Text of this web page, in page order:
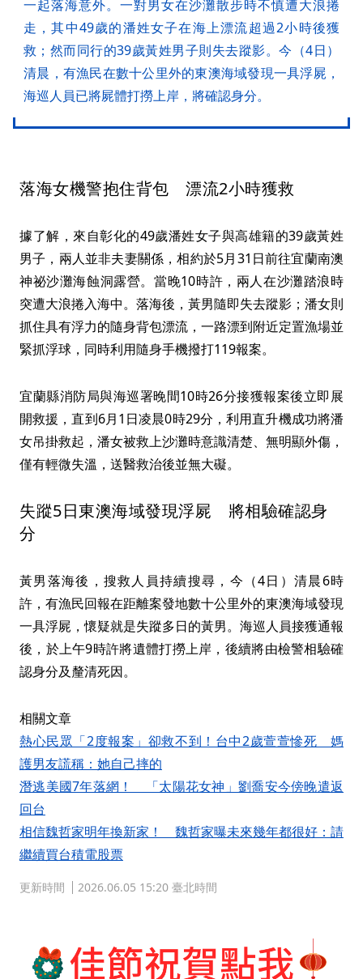
一起落海意外。一對男女在沙灘散步時不慎遭大浪捲
走，其中49歲的潘姓女子在海上漂流超過2小時後獲
救；然而同行的39歲黃姓男子則失去蹤影。今（4日）
清晨，有漁民在數十公里外的東澳海域發現一具浮屍，
海巡人員已將屍體打撈上岸，將確認身分。
落海女機警抱住背包 漂流2小時獲救
據了解，來自彰化的49歲潘姓女子與高雄籍的39歲黃姓
男子，兩人並非夫妻關係，相約於5月31日前往宜蘭南澳
神祕沙灘海蝕洞露營。當晚10時許，兩人在沙灘踏浪時
突遭大浪捲入海中。落海後，黃男隨即失去蹤影；潘女則
抓住具有浮力的隨身背包漂流，一路漂到附近定置漁場並
緊抓浮球，同時利用隨身手機撥打119報案。
宜蘭縣消防局與海巡署晚間10時26分接獲報案後立即展
開救援，直到6月1日凌晨0時29分，利用直升機成功將潘
女吊掛救起，潘女被救上沙灘時意識清楚、無明顯外傷，
僅有輕微失溫，送醫救治後並無大礙。
失蹤5日東澳海域發現浮屍 將相驗確認身
分
黃男落海後，搜救人員持續搜尋，今（4日）清晨6時
許，有漁民回報在距離案發地數十公里外的東澳海域發現
一具浮屍，懷疑就是失蹤多日的黃男。海巡人員接獲通報
後，於上午9時許將遺體打撈上岸，後續將由檢警相驗確
認身分及釐清死因。
相關文章
熱心民眾「2度報案」卻救不到！台中2歲萱萱慘死 媽
護男友謊稱：她自己摔的
潛逃美國7年落網！ 「太陽花女神」劉喬安今傍晚遣返
回台
相信魏哲家明年換新家！ 魏哲家曝未來幾年都很好：請
繼續買台積電股票
更新時間 2026.06.05 15:20 臺北時間